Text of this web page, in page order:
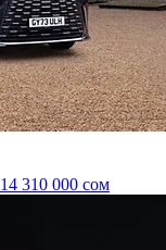
14 310 000 сом